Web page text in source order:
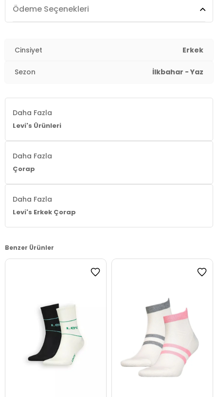
Ödeme Seçenekleri
Cinsiyet Erkek
Sezon İlkbahar - Yaz
Daha Fazla
Levi's Ürünleri
Daha Fazla
Çorap
Daha Fazla
Levi's Erkek Çorap
Benzer Ürünler